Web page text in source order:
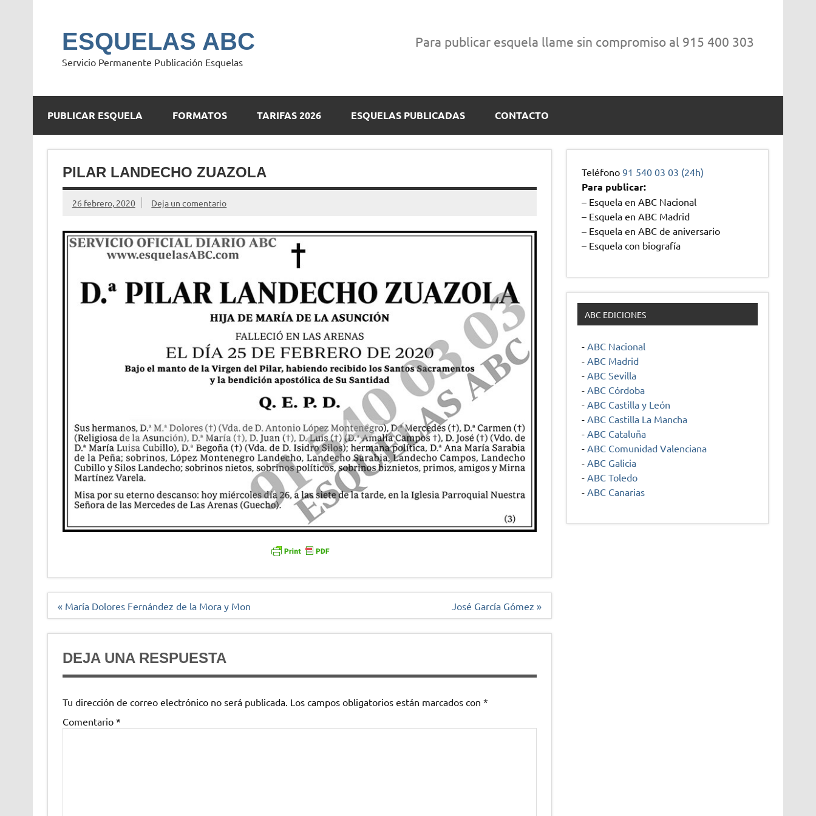
ESQUELAS ABC
Servicio Permanente Publicación Esquelas
Para publicar esquela llame sin compromiso al 915 400 303
PUBLICAR ESQUELA FORMATOS TARIFAS 2026 ESQUELAS PUBLICADAS CONTACTO
PILAR LANDECHO ZUAZOLA
26 febrero, 2020 Deja un comentario
Navegación
« María Dolores Fernández de la Mora y Mon José García Gómez »
DEJA UNA RESPUESTA
Tu dirección de correo electrónico no será publicada. Los campos obligatorios están marcados con *
Comentario *
Teléfono91 540 03 03 (24h)
Para publicar:
– Esquela en ABC Nacional
– Esquela en ABC Madrid
– Esquela en ABC de aniversario
– Esquela con biografía
ABC EDICIONES
- ABC Nacional
- ABC Madrid
- ABC Sevilla
- ABC Córdoba
- ABC Castilla y León
- ABC Castilla La Mancha
- ABC Cataluña
- ABC Comunidad Valenciana
- ABC Galicia
- ABC Toledo
- ABC Canarias